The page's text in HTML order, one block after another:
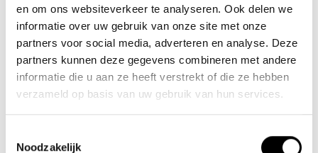
en om ons websiteverkeer te analyseren. Ook delen we
informatie over uw gebruik van onze site met onze
partners voor social media, adverteren en analyse. Deze
partners kunnen deze gegevens combineren met andere
informatie die u aan ze heeft verstrekt of die ze hebben
verzameld op basis van uw gebruik van hun services.
Noodzakelijk
Team Lacros
Nieuwe Eerdsebaan 16, 5482 VS Schijndel Nederland